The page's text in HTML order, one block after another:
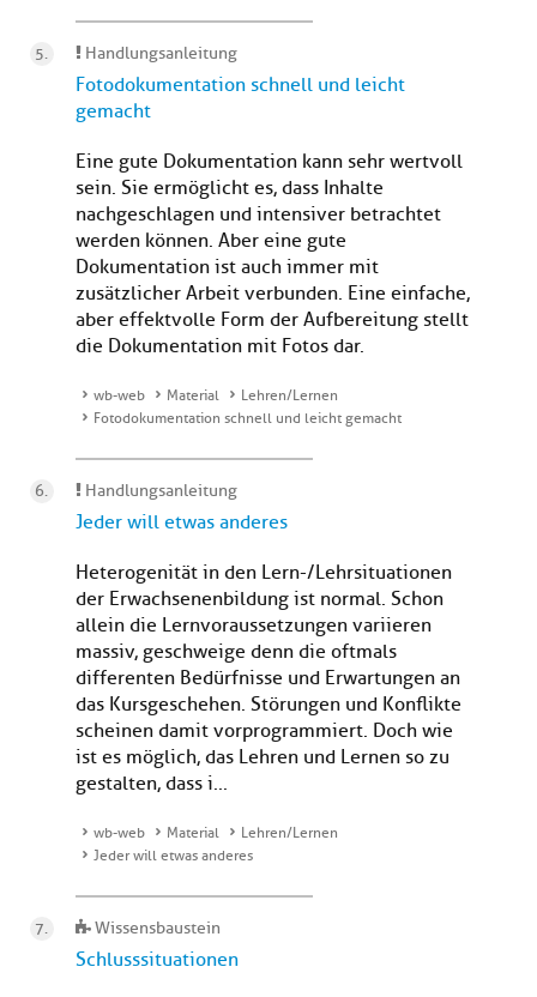
Handlungsanleitung
Fotodokumentation schnell und leicht
gemacht
Eine gute Dokumentation kann sehr wertvoll
sein. Sie ermöglicht es, dass Inhalte
nachgeschlagen und intensiver betrachtet
werden können. Aber eine gute
Dokumentation ist auch immer mit
zusätzlicher Arbeit verbunden. Eine einfache,
aber effektvolle Form der Aufbereitung stellt
die Dokumentation mit Fotos dar.
wb-web Material
Lehren/Lernen
Fotodokumentation schnell und leicht gemacht
Handlungsanleitung
Jeder will etwas anderes
Heterogenität in den Lern-/Lehrsituationen
der Erwachsenenbildung ist normal. Schon
allein die Lernvoraussetzungen variieren
massiv, geschweige denn die oftmals
differenten Bedürfnisse und Erwartungen an
das Kursgeschehen. Störungen und Konflikte
scheinen damit vorprogrammiert. Doch wie
ist es möglich, das Lehren und Lernen so zu
gestalten, dass i...
wb-web Material
Lehren/Lernen
Jeder will etwas anderes
Wissensbaustein
Schlusssituationen